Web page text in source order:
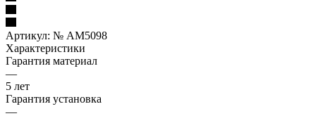
Артикул: № AM5098
Характеристики
Гарантия материал
—
5 лет
Гарантия установка
—